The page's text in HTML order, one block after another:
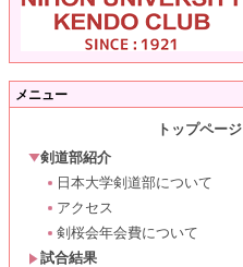
メニュー
トップページ
剣道部紹介
日本大学剣道部について
アクセス
剣桜会年会費について
試合結果